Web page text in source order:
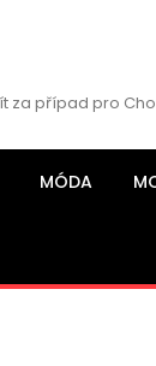
za případ pro
MÓDA